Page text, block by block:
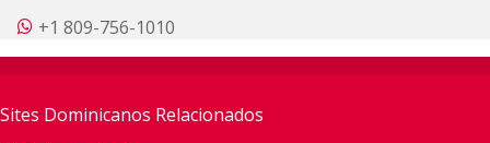
+1 809-756-1010
Sites Dominicanos Relacionados